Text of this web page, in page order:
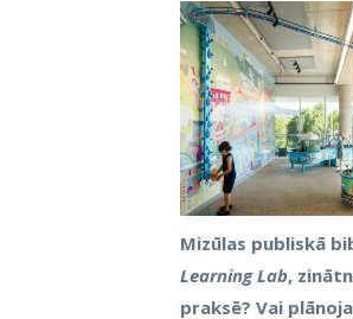
Mizūlas publiskā
Learning Lab,
praksē? Vai